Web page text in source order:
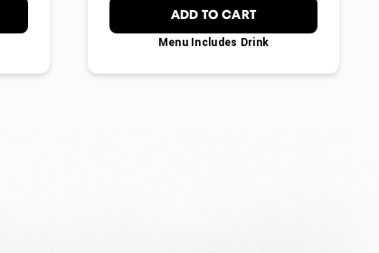
ADD TO CART
Menu Includes Drink